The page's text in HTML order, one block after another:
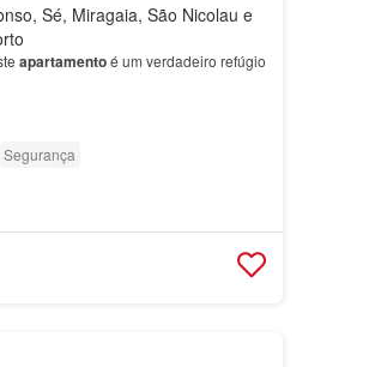
Sé, Miragaia, São Nicolau e
apartamentoé um verdadeiro refúgio
Segurança